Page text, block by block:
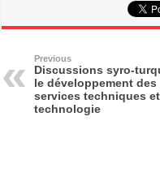
b
o
o
d
o
n
ail
Previous
Discussions syro-
le développement des
services techniques
technologie